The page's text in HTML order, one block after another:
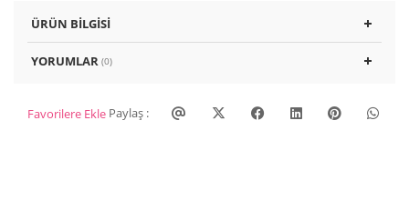
ÜRÜN BILGISI
YORUMLAR (0)
Favorilere Ekle Paylaş :